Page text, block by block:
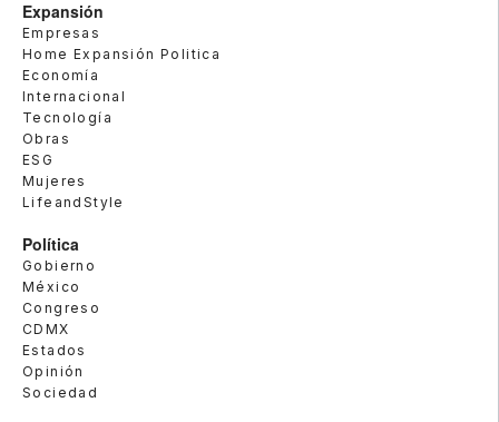
Expansión
Empresas
Home Expansión Politica
Economía
Internacional
Tecnología
Obras
ESG
Mujeres
LifeandStyle
Política
Gobierno
México
Congreso
CDMX
Estados
Opinión
Sociedad